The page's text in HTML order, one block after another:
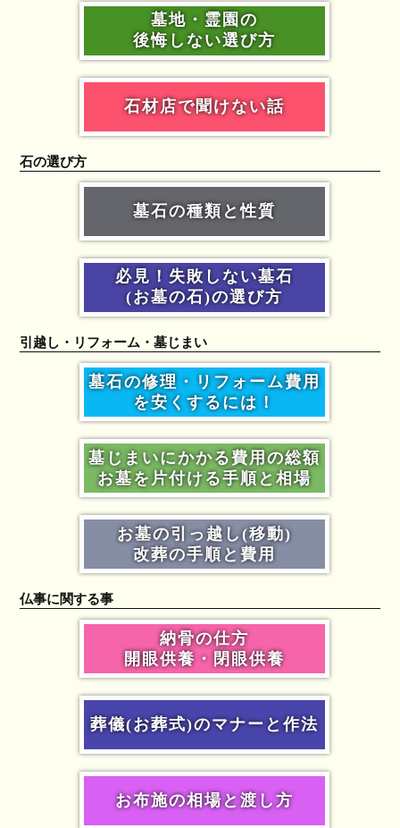
墓地・霊園の
後悔しない選び方
石材店で聞けない話
石の選び方
墓石の種類と性質
必見！失敗しない墓石
(お墓の石)の選び方
引越し・リフォーム・墓じまい
墓石の修理・リフォーム費用
を安くするには！
墓じまいにかかる費用の総額
お墓を片付ける手順と相場
お墓の引っ越し(移動)
改葬の手順と費用
仏事に関する事
納骨の仕方
開眼供養・閉眼供養
葬儀(お葬式)のマナーと作法
お布施の相場と渡し方